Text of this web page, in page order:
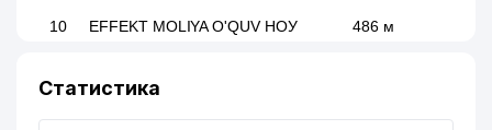
10 EFFEKT MOLIYA O'QUV НОУ 486 м
Статистика